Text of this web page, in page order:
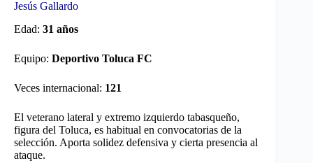
Jesús Gallardo
Edad: 31 años
Equipo: Deportivo Toluca FC
Veces internacional: 121
El veterano lateral y extremo izquierdo tabasqueño,
figura del Toluca, es habitual en convocatorias de la
selección. Aporta solidez defensiva y cierta presencia al
ataque.